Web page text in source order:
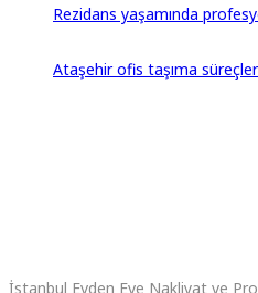
Rezidans yaşamında
Ataşehir ofis taşıma
İstanbul Evden Eve Nakliyat ve